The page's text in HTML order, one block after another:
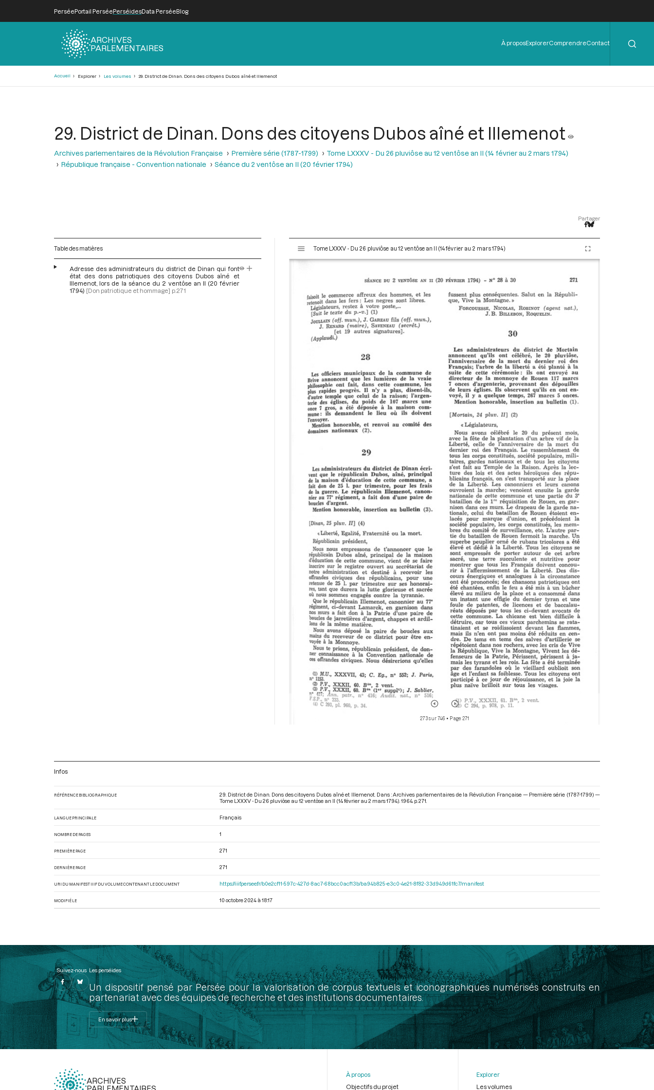
PerséePortail PerséePerséidesData PerséeBlog
ARCHIVES
PARLEMENTAIRES
Menu
de
À proposExplorerComprendreContact
Accueil Explorer Les volumes 29. District de Dinan. Dons des citoyens Dubos aîné et Illemenot
29. District de Dinan. Dons des citoyens Dubos aîné et Illemenot
Archives parlementaires de la Révolution Française Première série (1787-1799)
Tome LXXXV - Du 26 pluviôse au 12 ventôse an II (14 février au 2 mars 1794)
République française - Convention nationale
Séance du 2 ventôse an II (20 février 1794)
Partager
Table des matières
Adresse des administrateurs du district de Dinan qui font
état des dons patriotiques des citoyens Dubos aîné et
Illemenot, lors de la séance du 2 ventôse an II (20 février
1794) [Don patriotique et hommage] p.271
s
Tome LXXXV - Du 26 pluviôse au 12 ventôse an II (14 février au 2 mars 1794)
273 sur 746 • Page 271
Infos
RÉFÉRENCE BIBLIOGRAPHIQUE
29. District de Dinan. Dons des citoyens Dubos aîné et Illemenot. Dans : Archives parlementaires de la Révolution Française — Première série (1787-1799) —
Tome LXXXV - Du 26 pluviôse au 12 ventôse an II (14 février au 2 mars 1794) . 1964. p. 271.
LANGUE PRINCIPALE Français
NOMBRE DE PAGES 1
PREMIÈRE PAGE 271
DERNIÈRE PAGE 271
URI DU MANIFEST IIIF DU VOLUME CONTENANT LE DOCUMENT https://iiif.persee.fr/b0e2cf11-597c-427d-8ac7-68bcc0acf13b/ba94b825-e3c0-4e21-8f82-33d949d61fc7/manifest
MODIFIÉ LE 10 octobre 2024 à 18:17
Suivez-nous Les perséides
Un dispositif pensé par Persée pour la valorisation de corpus textuels et iconographiques numérisés construits en
partenariat avec des équipes de recherche et des institutions documentaires.
En savoir plus
ARCHIVES
À propos
Objectifs du projet
Explorer
Les volumes